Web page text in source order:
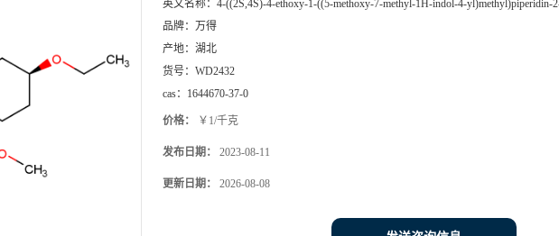
英文名称： 4-((2S,4S)-4-ethoxy-1-((5-methoxy-7-methyl-1H-indol-4-yl)methyl)piperidin-
品牌： 万得
产地： 湖北
货号： WD2432
cas： 1644670-37-0
价格： ￥1/千克
发布日期： 2023-08-11
更新日期： 2026-08-08